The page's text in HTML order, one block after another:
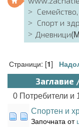
Спорт и
Дневници
Страници: [1]
Заглавие
0 Потребители и
Спортен и
Започната от